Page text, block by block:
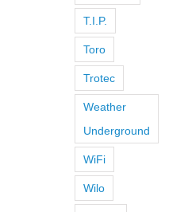
T.I.P.
Toro
Trotec
Weather
Underground
WiFi
Wilo